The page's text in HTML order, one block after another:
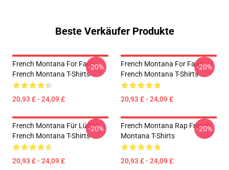
Beste Verkäufer Produkte
French Montana For Fans
French Montana T-Shirts
20,93 £ - 24,09 £
-20%
French Montana For Fans
French Montana T-Shirts
20,93 £ - 24,09 £
-20%
French Montana Für Lüfter
French Montana T-Shirts
20,93 £ - 24,09 £
-20%
French Montana Rap French
Montana T-Shirts
20,93 £ - 24,09 £
-20%